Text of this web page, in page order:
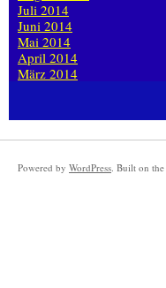
Juli 2014
Juni 2014
Mai 2014
April 2014
März 2014
Powered by WordPress. Built on the